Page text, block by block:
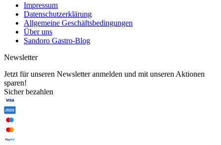
Impressum
Datenschutzerklärung
Allgemeine Geschäftsbedingungen
Über uns
Sandoro Gastro-Blog
Newsletter
Jetzt für unseren Newsletter anmelden und mit unseren Aktionen
sparen!
Sicher bezahlen